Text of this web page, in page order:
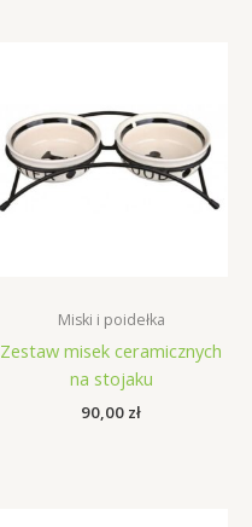
Miski i poidełka
Zestaw misek ceramicznych
na stojaku
90,00 zł